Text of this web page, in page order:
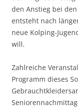
den Anstieg bei
entsteht nach
neue Kolping-
will.
Zahlreiche
Programm dieses